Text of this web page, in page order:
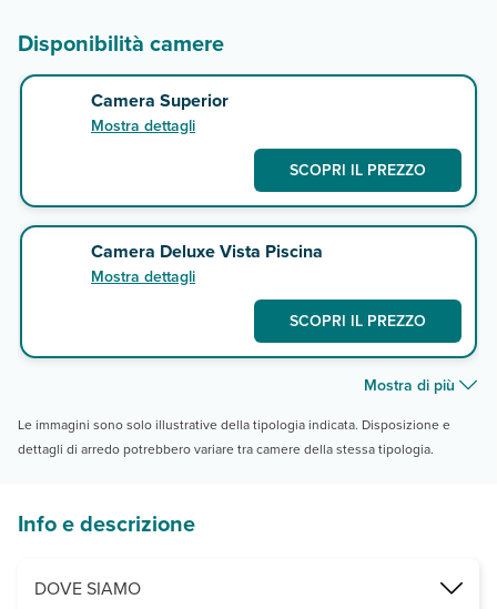
Disponibilità camere
Camera Superior
Mostra dettagli
SCOPRI IL PREZZO
Camera Deluxe Vista Piscina
Mostra dettagli
SCOPRI IL PREZZO
Mostra di più
Le immagini sono solo illustrative della tipologia indicata. Disposizione e
dettagli di arredo potrebbero variare tra camere della stessa tipologia.
Info e descrizione
DOVE SIAMO